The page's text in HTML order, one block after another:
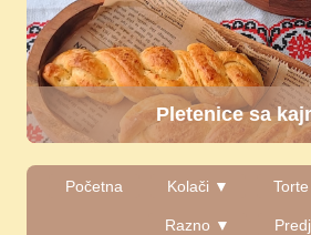
Karamel keks
Početna Kolači ▼
Razno ▼